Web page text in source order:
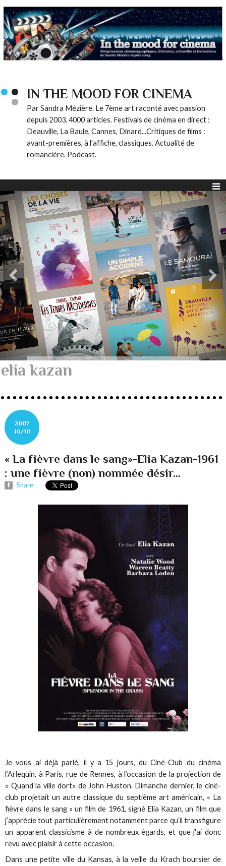
IN THE MOOD FOR CINEMA
Par Sandra Mézière. Le 7ème art raconté avec passion
depuis 2003. 4000 articles. Festivals de cinéma en direct :
Deauville, La Baule, Cannes, Dinard...Critiques de films :
avant-premières, à l'affiche, classiques. Actualité de
romancière. Podcast.
elia kazan
2007
16/10
« La fièvre dans le sang»-Elia Kazan-1961
: une fièvre (non) nommée désir…
Share
Je vous ai déjà parlé, il y a 15 jours, du Ciné-Club du cinéma
l’Arlequin, à Paris, rue de Rennes, à l’occasion de la projection de
« Quand la ville dort» de John Huston. Dimanche dernier, le ciné-
club projetait un autre classique du septième art américain, « La
fièvre dans le sang » un film de 1961, signé Elia Kazan, un film que
j’apprécie tout particulièrement notamment parce qu’il transfigure
un apparent classicisme à de nombreux égards, et que j'ai donc
revu avec plaisir à cette occasion.
Dans une petite ville du Kansas, à la veille du Krach boursier de